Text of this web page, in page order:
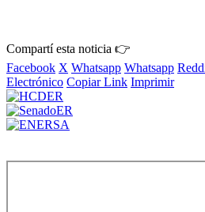
Compartí esta noticia 👉
Facebook X Whatsapp Whatsapp
Electrónico Copiar Link Imprimir